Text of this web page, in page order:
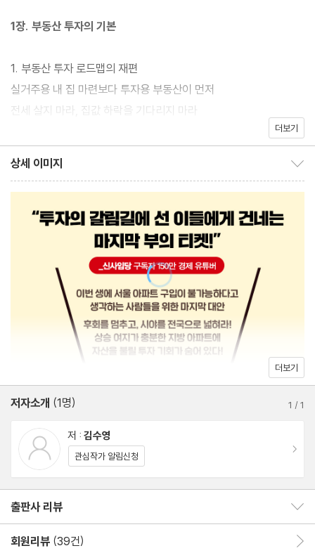
의 크기에 있다. 아직도 폭락론을 믿는가. 더 이상 가만히 있어서는
동산 전문가, 김수영 대표는 신간 『3000만 원으로 시작하는 아파트
투자 프로젝트』에서 내 생에 서울 아파트 구입이 불가능하다고 생각
하는 사람들을 위한 마지막 대안으로 지방 아파트 투자를 권한다. 내
집 등기 한 번 쳐본 적 없는 무주택자부터 소액 자금을 묵혀두기 아
까워하는 1주택자, 다주택자까지 자산 증식을 위해 알아야 할 지방
아파트 투자의 A to Z를 모두 공개한다.
1장. 부동산 투자의 기본
1. 부동산 투자 로드맵의 재편
실거주용 내 집 마련보다 투자용 부동산이 먼저
전세 살지 마라, 집값 하락을 기다리지 마라
부동산의 종류와 매입 방법
아파트 투자 시뮬레이션
3. 아파트 투자 기본기 다지기
입지의 요소 1_ 일자리, 아파트 투자의 기본
입지의 요소 2_ 교통, 일자리에서 멀다면 ‘교통’이라도 좋아야 한다
입지의 요소 3_ 학군, 자녀의 미래를 생각하라
입지의 요소 4_ 인프라, 주변에 누릴 수 있는 것들이 얼마나 많은가
입지의 요소 5_ 자연환경, 내가 살고 있는 곳은 얼마나 쾌적한가
대장 아파트의 5가지 조건
2장. 강원도
1. 강원도에서 투자 프로젝트 시작하기
2. ‘강기도’의 춘천
첫째, 평당 가격이 가장 비싼 아파트 찾기
둘째, 학원가 파악하기
셋째, 관공서 파악하기
더보기
상세 이미지
더보기
저자소개 (1명) 1 /1
저 : 김수영
관심작가 알림신청
출판사 리뷰
회원리뷰 (39건)